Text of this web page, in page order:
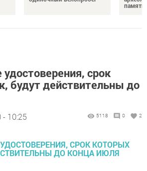
памяти
срок
будут действительны до
10:25 5118 0 2